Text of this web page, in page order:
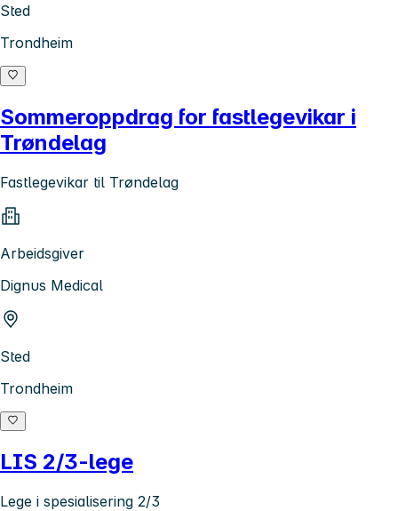
Sted
Trondheim
Sommeroppdrag for fastlegevikar i
Trøndelag
Fastlegevikar til Trøndelag
Arbeidsgiver
Dignus Medical
Sted
Trondheim
LIS 2/3-lege
Lege i spesialisering 2/3